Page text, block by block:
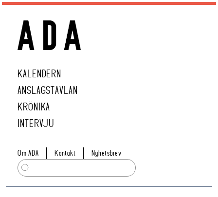
KALENDERN
ANSLAGSTAVLAN
KRÖNIKA
INTERVJU
Om ADA Kontakt Nyhetsbrev